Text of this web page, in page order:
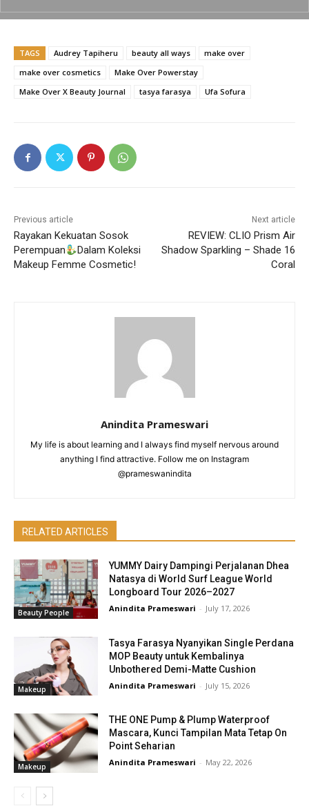
k
TAGS Audrey Tapiheru beauty all ways
make over
make over cosmetics
Make Over Powerstay
Make Over X Beauty Journal
tasya farasya Ufa Sofura
Previous article
Rayakan Kekuatan Sosok
Perempuan
Dalam Koleksi
Makeup Femme Cosmetic!
Next article
REVIEW: CLIO Prism Air
Shadow Sparkling – Shade 16
Coral
Anindita Prameswari
My life is about learning and I always find myself nervous around
anything I find attractive. Follow me on Instagram
@prameswanindita
RELATED ARTICLES
Beauty People
YUMMY Dairy Dampingi Perjalanan Dhea
Natasya di World Surf League World
Longboard Tour 2026–2027
Anindita Prameswari - July 17, 2026
Makeup
Tasya Farasya Nyanyikan Single Perdana
MOP Beauty untuk Kembalinya
Unbothered Demi-Matte Cushion
Anindita Prameswari - July 15, 2026
Makeup
THE ONE Pump & Plump Waterproof
Mascara, Kunci Tampilan Mata Tetap On
Point Seharian
Anindita Prameswari - May 22, 2026